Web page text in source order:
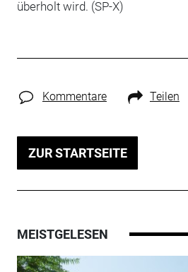
überholt wird. (SP-X)
Kommentare Teilen
ZUR STARTSEITE
MEISTGELESEN